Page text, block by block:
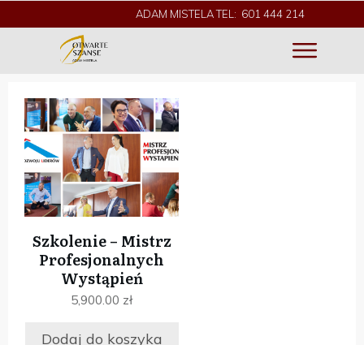
ADAM MISTELA TEL: 601 444 214
Szkolenie – Mistrz
Profesjonalnych
Wystąpień
5,900.00 zł
Dodaj do koszyka